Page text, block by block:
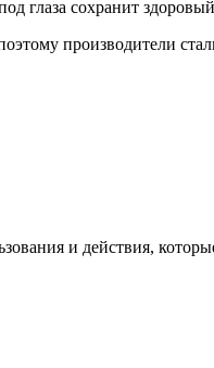
глаза сохранит
производители
и действия,